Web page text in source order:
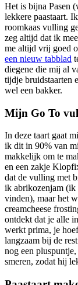
Het is bijna Pasen
lekkere paastaart.
roomkaas vulling
zeg altijd dat ik
me altijd vrij goed
een nieuw tabblad
diegene die mij al
tijdje bruidstaarten
wel een bakker.
Mijn Go To
In deze taart gaat
ik dit in 90% van
makkelijk om te
en een zakje
dat de vulling met
ik abrikozenjam (ik
vinden), maar het
creamcheese
ontdekt dat je alle
werkt prima, je
langzaam bij de
nog een
smeren, zodat hij